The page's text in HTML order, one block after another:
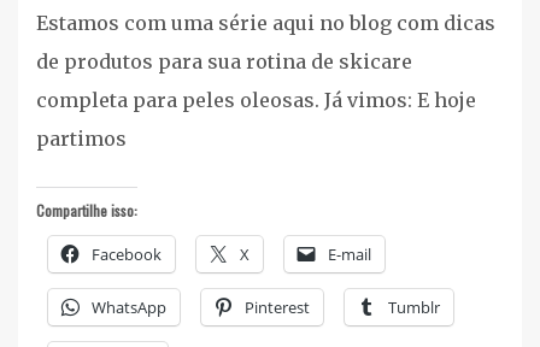
Estamos com uma série aqui no blog com dicas
de produtos para sua rotina de skicare
completa para peles oleosas. Já vimos: E hoje
partimos
Compartilhe isso:
Facebook X E-mail
WhatsApp Pinterest Tumblr